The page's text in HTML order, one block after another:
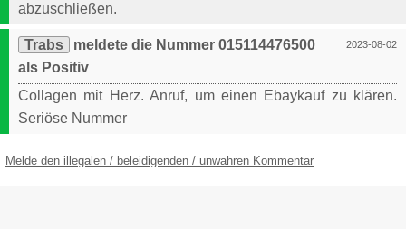
abzuschließen.
2023-08-02
Trabs
meldete die Nummer 015114476500
als Positiv
Collagen mit Herz. Anruf, um einen Ebaykauf zu klären.
Seriöse Nummer
Melde den illegalen / beleidigenden / unwahren Kommentar